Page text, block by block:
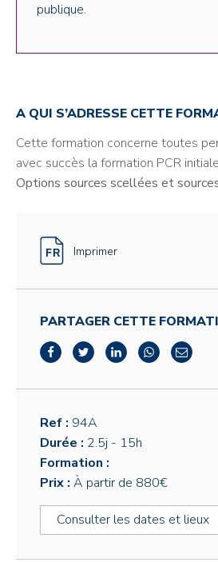
publique.
A QUI S’ADRESSE CETTE
Cette formation concerne toutes
avec succès la formation PCR
Options sources scellées et
Imprimer
PARTAGER CETTE
Ref : 94A
Durée : 2.5j - 15h
Formation :
Prix : À partir de 880€
Consulter les dates et lieux